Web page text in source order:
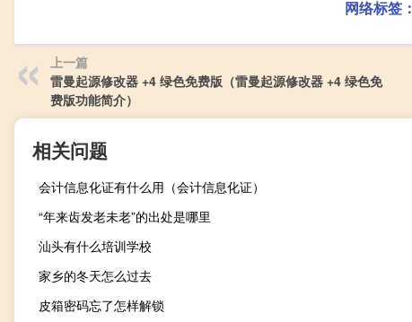
网络标签：
上一篇
雷曼起源修改器 +4 绿色免费版（雷曼起源修改器 +4 绿色免
费版功能简介）
相关问题
会计信息化证有什么用（会计信息化证）
“年来齿发老未老”的出处是哪里
汕头有什么培训学校
家乡的冬天怎么过去
皮箱密码忘了怎样解锁